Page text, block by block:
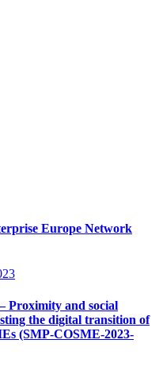
Europe Network
Proximity and social
the digital transition of
(SMP-COSME-2023-